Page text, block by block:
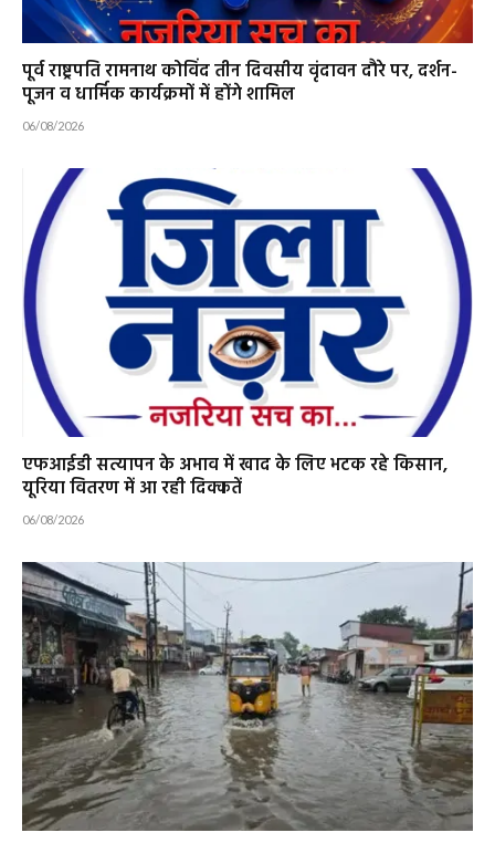
पूर्व राष्ट्रपति रामनाथ कोविंद तीन दिवसीय वृंदावन दौरे पर, दर्शन-
पूजन व धार्मिक कार्यक्रमों में होंगे शामिल
06/08/2026
एफआईडी सत्यापन के अभाव में खाद के लिए भटक रहे किसान,
यूरिया वितरण में आ रही दिक्कतें
06/08/2026